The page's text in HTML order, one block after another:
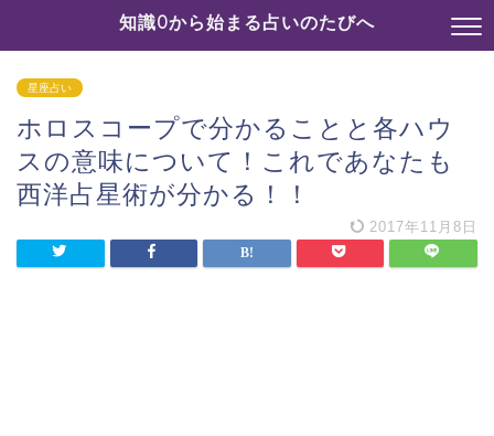
知識0から始まる占いのたびへ
星座占い
ホロスコープで分かることと各ハウ
スの意味について！これであなたも
西洋占星術が分かる！！
2017年11月8日